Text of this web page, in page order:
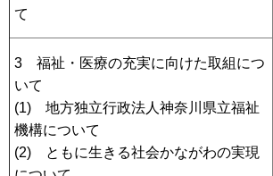
て
3 福祉・医療の充実に向けた取組につ
いて
(1) 地方独立行政法人神奈川県立福祉
機構について
(2) ともに生きる社会かながわの実現